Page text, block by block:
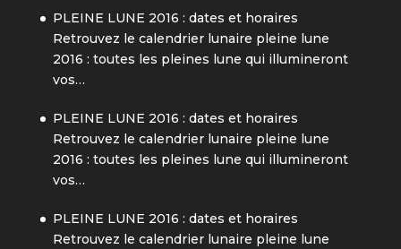
PLEINE LUNE 2016 : dates et horaires
Retrouvez le calendrier lunaire pleine lune
2016 : toutes les pleines lune qui illumineront
vos…
PLEINE LUNE 2016 : dates et horaires
Retrouvez le calendrier lunaire pleine lune
2016 : toutes les pleines lune qui illumineront
vos…
PLEINE LUNE 2016 : dates et horaires
Retrouvez le calendrier lunaire pleine lune